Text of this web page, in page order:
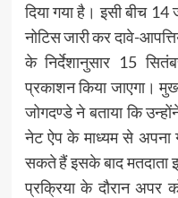
दिया गया है। इसी बीच
नोटिस जारी कर दावे-
के निर्देशानुसार 15
प्रकाशन किया जाएगा।
जोगदण्डे ने बताया कि
नेट ऐप के माध्यम से अपना
सकते हैं इसके बाद
प्रक्रिया के दौरान अपर